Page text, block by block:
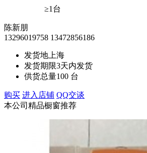
≥1台
陈新朋
13296019758 13472856186
发货地上海
发货期限3天内发货
供货总量100 台
购买 进入店铺 QQ交谈
本公司精品橱窗推荐